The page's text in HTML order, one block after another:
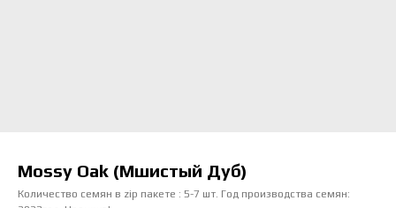
Mossy Oak (Мшистый Дуб)
Количество семян в zip пакете : 5-7 шт. Год производства семян: